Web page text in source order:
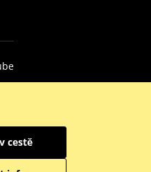
cestě